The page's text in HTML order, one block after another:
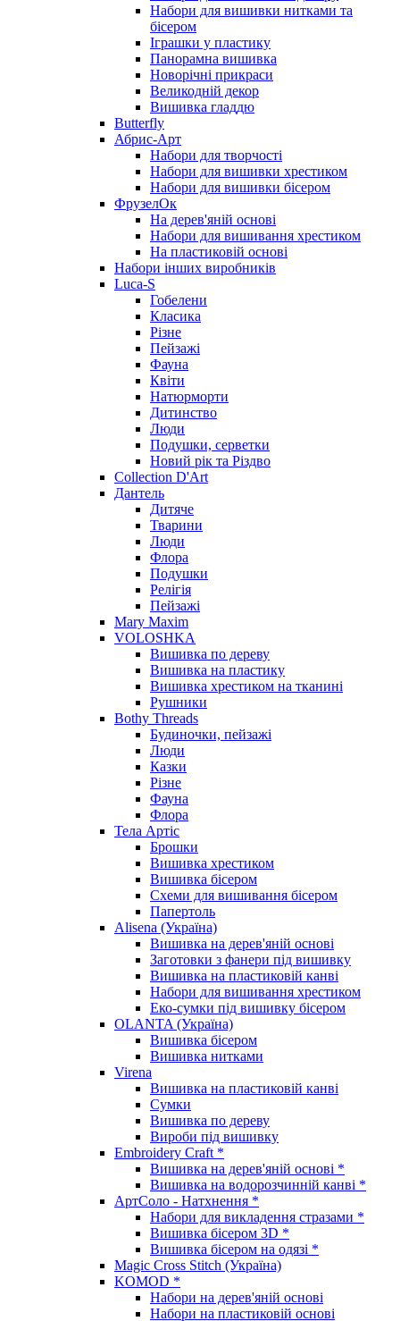
Набори для вишивки нитками та
бісером
Іграшки у пластику
Панорамна вишивка
Новорічні прикраси
Великодній декор
Вишивка гладдю
Butterfly
Абрис-Арт
Набори для творчості
Набори для вишивки хрестиком
Набори для вишивки бісером
ФрузелОк
На дерев'яній основі
Набори для вишивання хрестиком
На пластиковій основі
Набори інших виробників
Luca-S
Гобелени
Класика
Різне
Пейзажі
Фауна
Квіти
Натюрморти
Дитинство
Люди
Подушки, серветки
Новий рік та Різдво
Collection D'Art
Дантель
Дитяче
Тварини
Люди
Флора
Подушки
Релігія
Пейзажі
Mary Maxim
VOLOSHKA
Вишивка по дереву
Вишивка на пластику
Вишивка хрестиком на тканині
Рушники
Bothy Threads
Будиночки, пейзажі
Люди
Казки
Різне
Фауна
Флора
Тела Артіс
Брошки
Вишивка хрестиком
Вишивка бісером
Схеми для вишивання бісером
Папертоль
Alisena (Україна)
Вишивка на дерев'яній основі
Заготовки з фанери під вишивку
Вишивка на пластиковій канві
Набори для вишивання хрестиком
Еко-сумки під вишивку бісером
OLANTA (Україна)
Вишивка бісером
Вишивка нитками
Virena
Вишивка на пластиковій канві
Сумки
Вишивка по дереву
Вироби під вишивку
Embroidery Craft *
Вишивка на дерев'яній основі *
Вишивка на водорозчинній канві *
АртСоло - Натхнення *
Набори для викладення стразами *
Вишивка бісером 3D *
Вишивка бісером на одязі *
Magic Cross Stitch (Україна)
KOMOD *
Набори на дерев'яній основі
Набори на пластиковій основі